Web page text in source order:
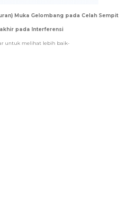
Muka Gelombang pada Celah Sempit
pada Interferensi
untuk melihat lebih baik-